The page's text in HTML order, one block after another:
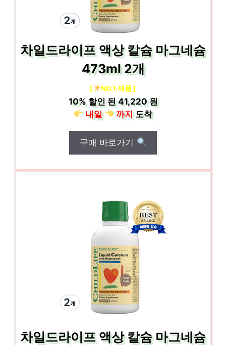
차일드라이프 액상 칼슘 마그네슘
473ml 2개
[ NO.1 제품 ]
10%할인 된41,220 원
내일
까지도착
구매 바로가기
차일드라이프 액상 칼슘 마그네슘